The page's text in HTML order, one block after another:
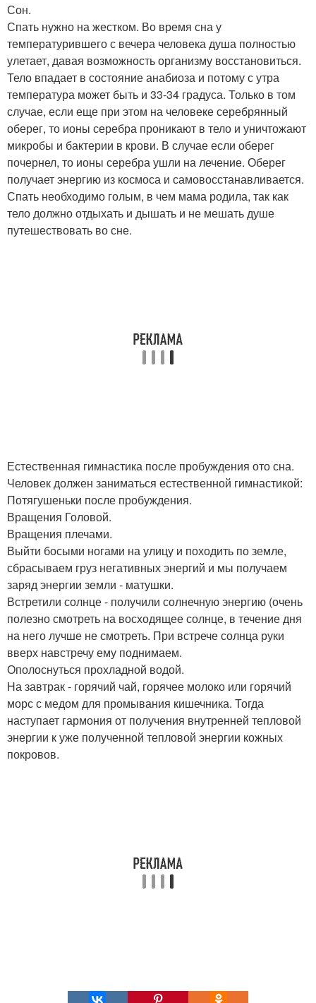
Сон.
Спать нужно на жестком. Во время сна у
температурившего с вечера человека душа полностью
улетает, давая возможность организму восстановиться.
Тело впадает в состояние анабиоза и потому с утра
температура может быть и 33-34 градуса. Только в том
случае, если еще при этом на человеке серебрянный
оберег, то ионы серебра проникают в тело и уничтожают
микробы и бактерии в крови. В случае если оберег
почернел, то ионы серебра ушли на лечение. Оберег
получает энергию из космоса и самовосстанавливается.
Спать необходимо голым, в чем мама родила, так как
тело должно отдыхать и дышать и не мешать душе
путешествовать во сне.
Естественная гимнастика после пробуждения ото сна.
Человек должен заниматься естественной гимнастикой:
Потягушеньки после пробуждения.
Вращения Головой.
Вращения плечами.
Выйти босыми ногами на улицу и походить по земле,
сбрасываем груз негативных энергий и мы получаем
заряд энергии земли - матушки.
Встретили солнце - получили солнечную энергию (очень
полезно смотреть на восходящее солнце, в течение дня
на него лучше не смотреть. При встрече солнца руки
вверх навстречу ему поднимаем.
Ополоснуться прохладной водой.
На завтрак - горячий чай, горячее молоко или горячий
морс с медом для промывания кишечника. Тогда
наступает гармония от получения внутренней тепловой
энергии к уже полученной тепловой энергии кожных
покровов.